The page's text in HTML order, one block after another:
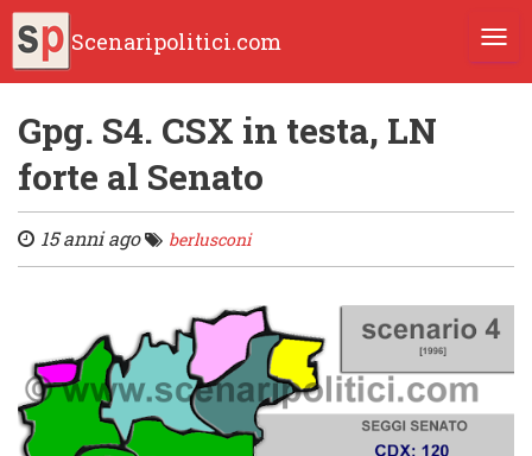
Scenaripolitici.com
Gpg. S4. CSX in testa, LN
forte al Senato
15 anni ago berlusconi